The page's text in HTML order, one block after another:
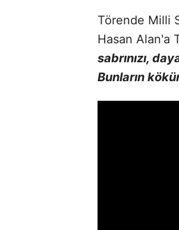
Törende Milli
Hasan Alan'a
sabrınızı,
Bunların